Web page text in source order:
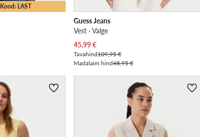
LAST
Guess Jeans
Vest · Valge
Praegune hind
45,99€
Tavahind109,95 €
Madalaim hind48,95 €